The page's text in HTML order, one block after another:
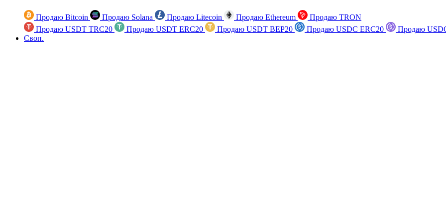
Продаю Bitcoin Продаю Solana Продаю Litecoin Продаю Ethereum
Продаю TRON
Продаю USDT TRC20
Продаю USDT ERC20 Продаю USDT BEP20 Продаю USDC ERC20
Продаю
Своп.